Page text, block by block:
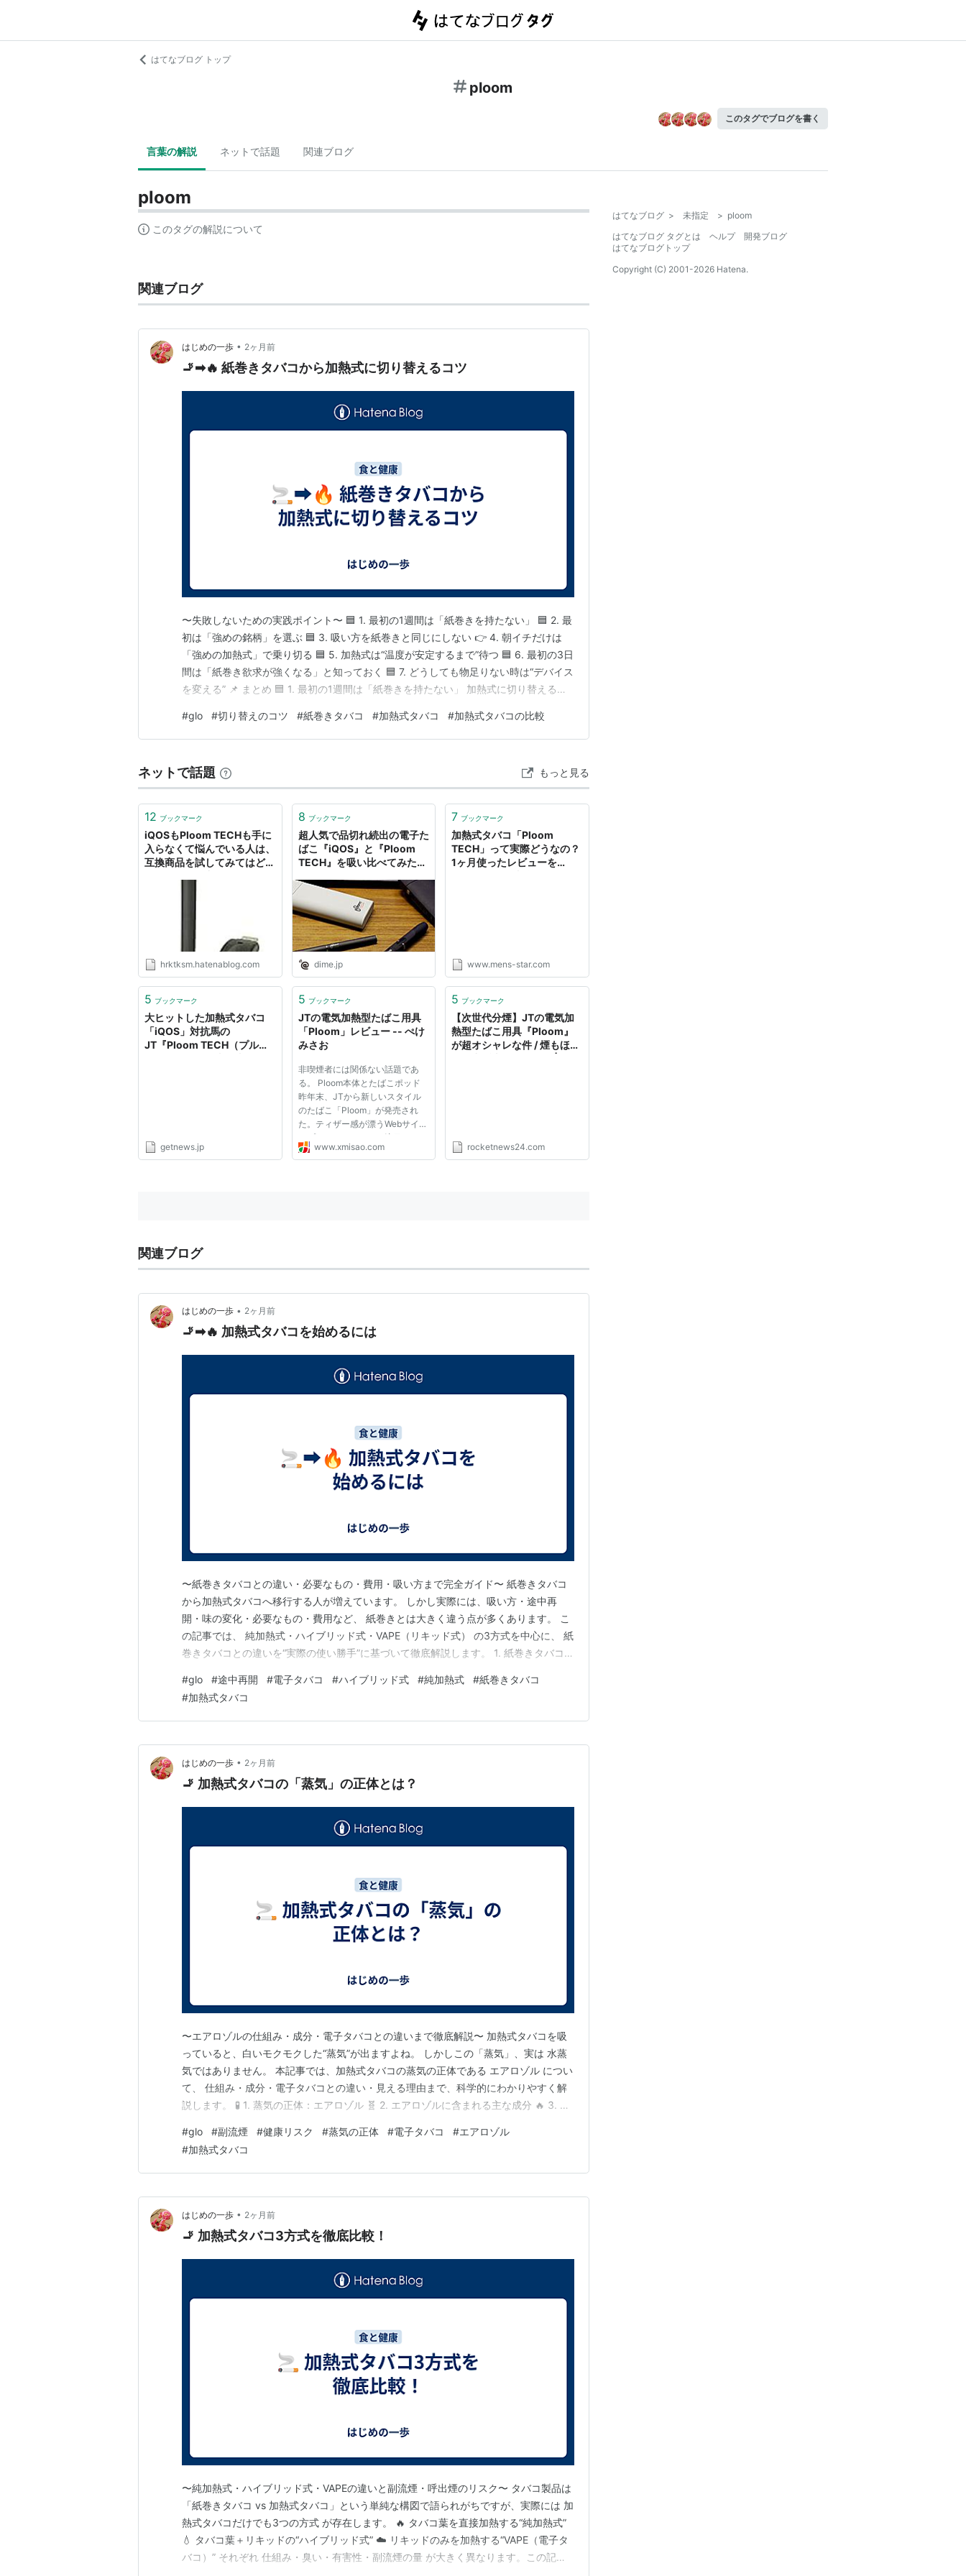
はてなブログ トップ
ploom
このタグでブログを書く
言葉の解説 ネットで話題 関連ブログ
ploom
このタグの解説について
関連ブログ
はじめの一歩 • 2ヶ月前
🚬➡🔥 紙巻きタバコから加熱式に切り替えるコツ
〜失敗しないための実践ポイント〜 🟦 1. 最初の1週間は「紙巻きを持たない」 🟦 2. 最
初は「強めの銘柄」を選ぶ 🟦 3. 吸い方を紙巻きと同じにしない 👉 4. 朝イチだけは
「強めの加熱式」で乗り切る 🟦 5. 加熱式は“温度が安定するまで”待つ 🟦 6. 最初の3日
間は「紙巻き欲求が強くなる」と知っておく 🟦 7. どうしても物足りない時は“デバイス
を変える” 📌 まとめ 🟦 1. 最初の1週間は「紙巻きを持たない」 加熱式に切り替えると
初は弱く感じる” 物足りない瞬間に紙巻きがあると吸ってしまう 1本吸…
#glo #切り替えのコツ #紙巻きタバコ #加熱式タバコ #加熱式タバコの比較
ネットで話題 もっと見る
12 ブックマーク
iQOSもPloom TECHも手に
入らなくて悩んでいる人は、
互換商品を試してみてはどう
hrktksm.hatenablog.com
8 ブックマーク
超人気で品切れ続出の電子た
ばこ『iQOS』と『Ploom
TECH』を吸い比べてみた｜
dime.jp
7 ブックマーク
加熱式タバコ「Ploom
TECH」って実際どうなの？
1ヶ月使ったレビューを
www.mens-star.com
5 ブックマーク
大ヒットした加熱式タバコ
「iQOS」対抗馬の
JT『Ploom TECH（プルー
getnews.jp
5 ブックマーク
JTの電気加熱型たばこ用具
「Ploom」レビュー -- ぺけ
みさお
非喫煙者には関係ない話題であ
る。 Ploom本体とたばこポッド
昨年末、JTから新しいスタイル
のたばこ「Ploom」が発売され
た。ティザー感が漂うWebサイト
とプレスリリースで、注目された
喫煙者の方も多いだろう。またガ
www.xmisao.com
5 ブックマーク
【次世代分煙】JTの電気加
熱型たばこ用具『Ploom』
が超オシャレな件 / 煙もほと
rocketnews24.com
関連ブログ
はじめの一歩 • 2ヶ月前
🚬➡🔥 加熱式タバコを始めるには
〜紙巻きタバコとの違い・必要なもの・費用・吸い方まで完全ガイド〜 紙巻きタバコ
から加熱式タバコへ移行する人が増えています。 しかし実際には、吸い方・途中再
開・味の変化・必要なもの・費用など、 紙巻きとは大きく違う点が多くあります。 こ
の記事では、 純加熱式・ハイブリッド式・VAPE（リキッド式） の3方式を中心に、 紙
巻きタバコとの違いを“実際の使い勝手”に基づいて徹底解説します。 1. 紙巻きタバコと
Ploom X） 💧 ハイブリッド式（Ploom TECH） ☁️ VAPE（リキッド式：電子タバ…
#glo #途中再開 #電子タバコ #ハイブリッド式 #純加熱式 #紙巻きタバコ
#加熱式タバコ
はじめの一歩 • 2ヶ月前
🚬 加熱式タバコの「蒸気」の正体とは？
〜エアロゾルの仕組み・成分・電子タバコとの違いまで徹底解説〜 加熱式タバコを吸
っていると、白いモクモクした“蒸気”が出ますよね。 しかしこの「蒸気」、実は 水蒸
気ではありません。 本記事では、加熱式タバコの蒸気の正体である エアロゾル につい
て、 仕組み・成分・電子タバコとの違い・見える理由まで、科学的にわかりやすく解
説します。 🧪 1. 蒸気の正体：エアロゾル 🧬 2. エアロゾルに含まれる主な成分 🔥 3. ど
える“白いモクモク”はどこで生まれるのか 👀 6. 吸わなくてもエアロゾルは出ているの
か？…
#glo #副流煙 #健康リスク #蒸気の正体 #電子タバコ #エアロゾル
#加熱式タバコ
はじめの一歩 • 2ヶ月前
🚬 加熱式タバコ3方式を徹底比較！
〜純加熱式・ハイブリッド式・VAPEの違いと副流煙・呼出煙のリスク〜 タバコ製品は
「紙巻きタバコ vs 加熱式タバコ」という単純な構図で語られがちですが、実際には 加
熱式タバコだけでも3つの方式 が存在します。 🔥 タバコ葉を直接加熱する“純加熱式”
💧 タバコ葉＋リキッドの“ハイブリッド式” ☁️ リキッドのみを加熱する“VAPE（電子タ
バコ）” それぞれ 仕組み・臭い・有害性・副流煙の量 が大きく異なります。この記事
はてなブログ > 未指定 > ploom
はてなブログ タグとは
ヘルプ
開発ブログ
はてなブログトップ
Copyright (C) 2001-2026 Hatena.